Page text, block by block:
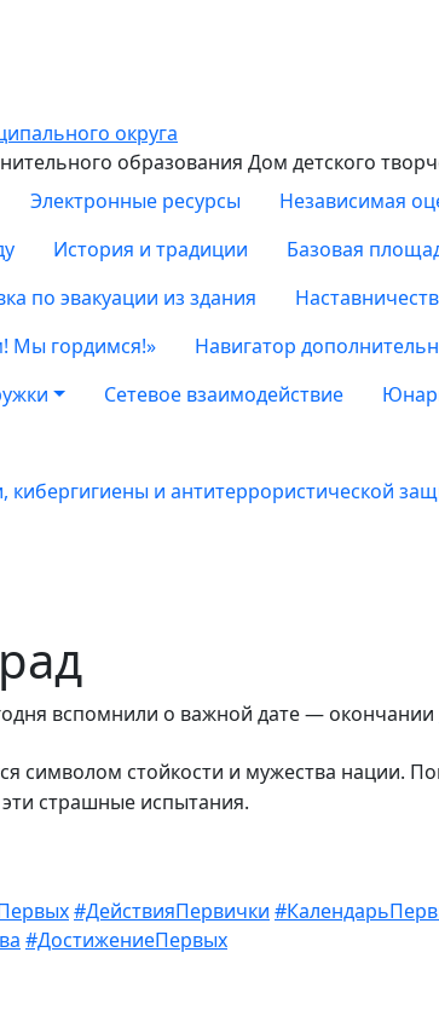
образования Дом детского
Электронные ресурсы Независимая
История и традиции Базовая
по эвакуации из здания
Мы гордимся!»
Навигатор
Сетевое взаимодействие
кибергигиены и антитеррористической
вспомнили о важной дате — окончании
символом стойкости и мужества нации.
страшные испытания.
#ДействияПервички
#ДостижениеПервых